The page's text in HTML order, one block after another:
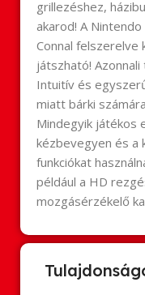
grillezéshez,
akarod! A
Connal felszerelve
játszható!
Intuitív és
miatt bárki
Mindegyik játékos
kézbevegyen és a
funkciókat
például a HD
mozgásérzékelő